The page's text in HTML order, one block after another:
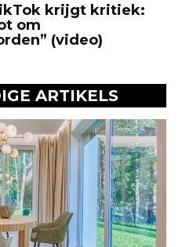
krijgt kritiek:
om
(video)
ARTIKELS